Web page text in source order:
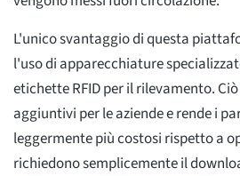
L'unico svantaggio di questa
l'uso di apparecchiature
etichette RFID per il rilevamento.
aggiuntivi per le aziende e rende i
leggermente più costosi rispetto a
richiedono semplicemente il